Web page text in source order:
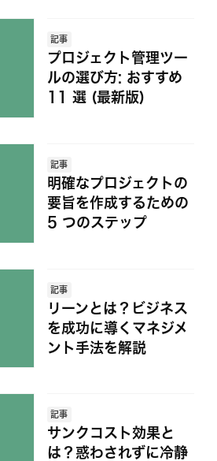
記事
プロジェクト管理ツー
ルの選び方: おすすめ
11 選 (最新版)
記事
明確なプロジェクトの
要旨を作成するための
5 つのステップ
記事
リーンとは？ビジネス
を成功に導くマネジメ
ント手法を解説
記事
サンクコスト効果と
は？惑わされずに冷静